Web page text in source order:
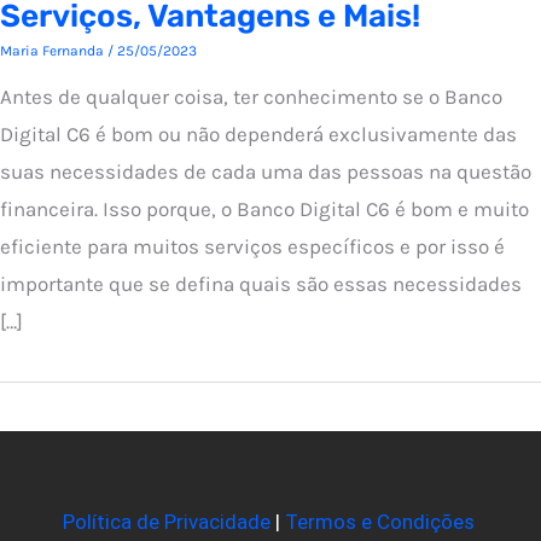
Serviços, Vantagens e Mais!
Maria Fernanda / 25/05/2023
Antes de qualquer coisa, ter conhecimento se o Banco
Digital C6 é bom ou não dependerá exclusivamente das
suas necessidades de cada uma das pessoas na questão
financeira. Isso porque, o Banco Digital C6 é bom e muito
eficiente para muitos serviços específicos e por isso é
importante que se defina quais são essas necessidades
[…]
Política de Privacidade| Termos e Condições